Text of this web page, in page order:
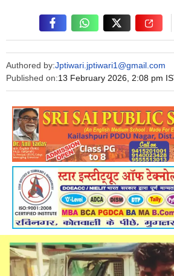
Authored by:Jptiwari.jptiwari1@gmail.com
Published on:13 February 2026, 2:08 pm